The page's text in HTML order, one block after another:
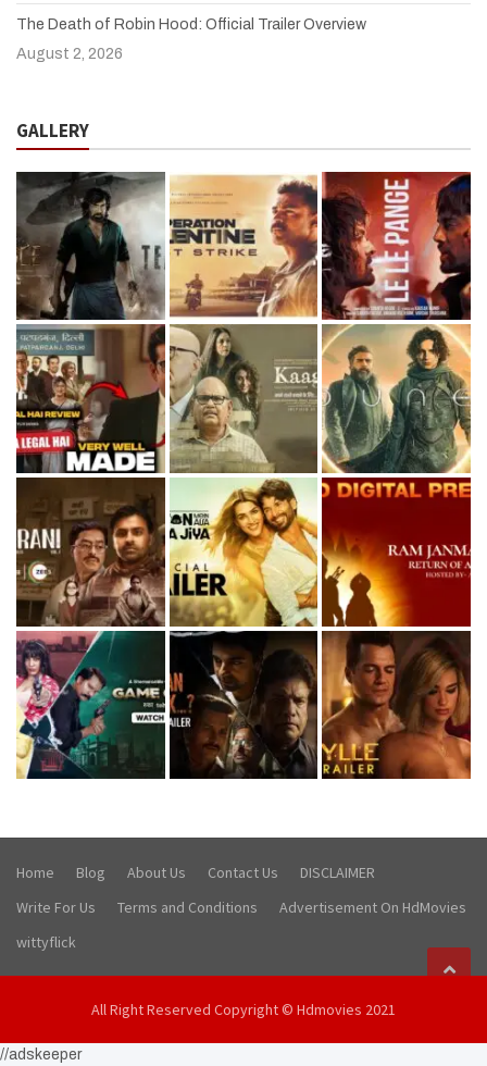
The Death of Robin Hood: Official Trailer Overview
August 2, 2026
GALLERY
Home Blog About Us Contact Us
DISCLAIMER
Write For Us
Terms and Conditions
Advertisement On HdMovies
wittyflick
All Right Reserved Copyright © Hdmovies 2021
//adskeeper